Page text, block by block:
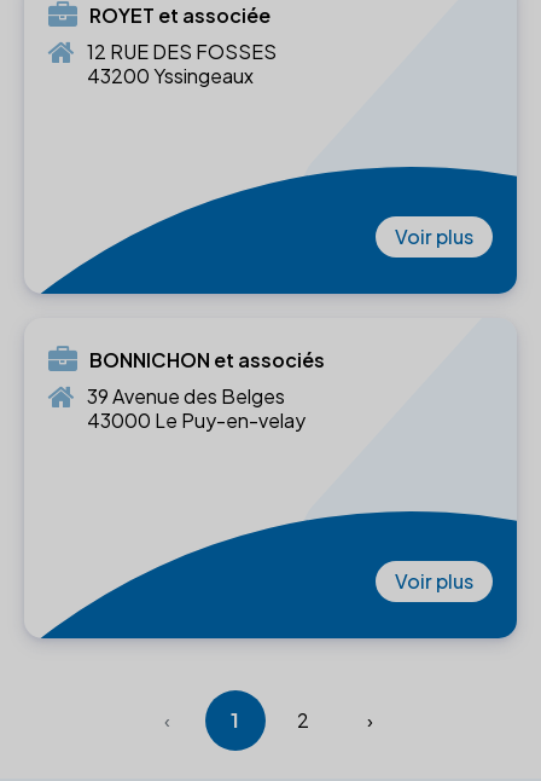
ROYET et associée
12 RUE DES FOSSES
43200 Yssingeaux
Voir plus
BONNICHON et associés
39 Avenue des Belges
43000 Le Puy-en-velay
Voir plus
‹ 1 2 ›